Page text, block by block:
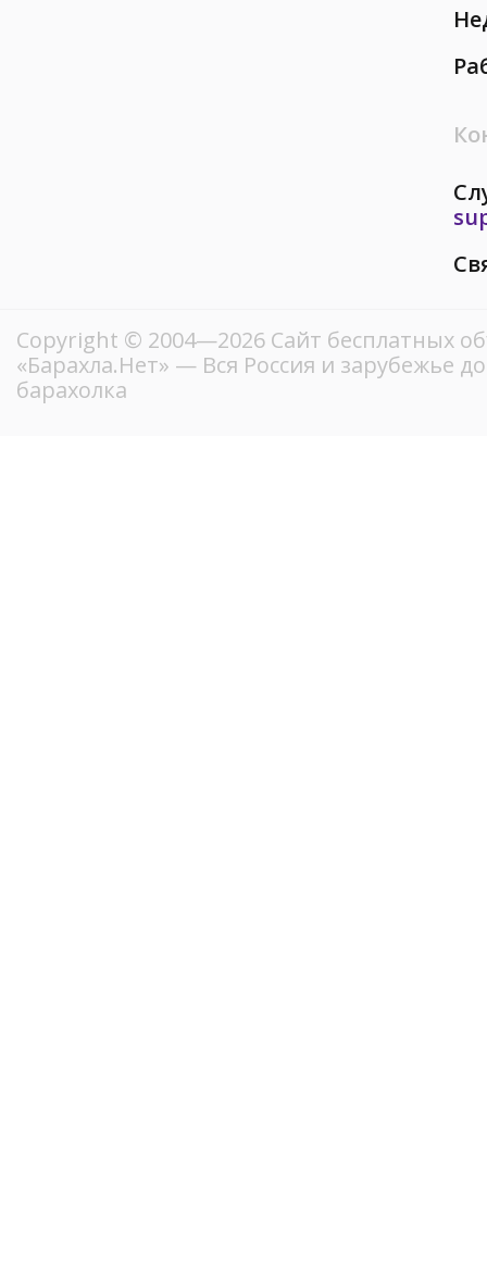
Copyright © 2004—2026 Сайт бесплатных
«Барахла.Нет» — Вся Россия и зарубежье
барахолка